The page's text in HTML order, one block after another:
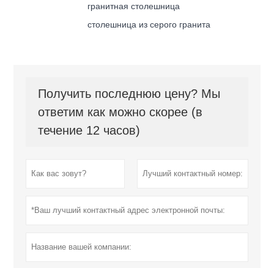
гранитная столешница
столешница из серого гранита
Получить последнюю цену? Мы
ответим как можно скорее (в
течение 12 часов)